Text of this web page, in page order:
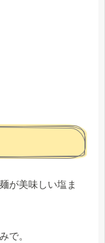
が美味しい塩ま
で。